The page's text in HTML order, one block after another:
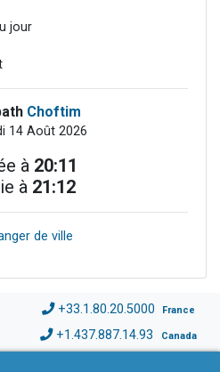
jour
Choftim
14 Août 2026
à 20:11
à 21:12
de ville
+33.1.80.20.5000 France
+1.437.887.14.93 Canada